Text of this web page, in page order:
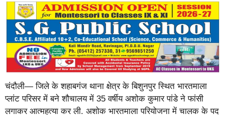
चंदौली— जिले के शहाबगंज थाना क्षेत्र के बिशुनपुर स्थित भारतमाला
प्लांट परिसर में बने शौचालय में 35 वर्षीय अशोक कुमार पांडे ने फांसी
लगाकर आत्महत्या कर ली. अशोक भारतमाला परियोजना में चालक के पद